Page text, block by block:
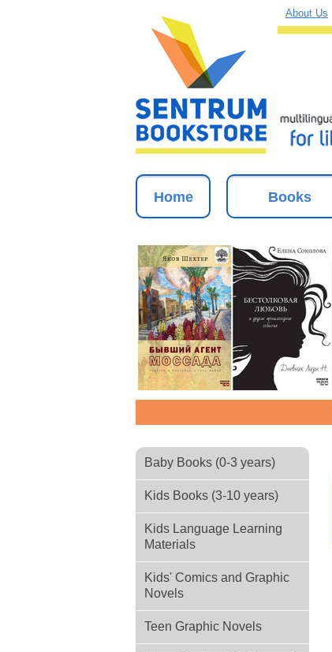
About Us
Home Books
Baby Books (0-3 years)
Kids Books (3-10 years)
Kids Language Learning
Materials
Kids' Comics and Graphic
Novels
Teen Graphic Novels